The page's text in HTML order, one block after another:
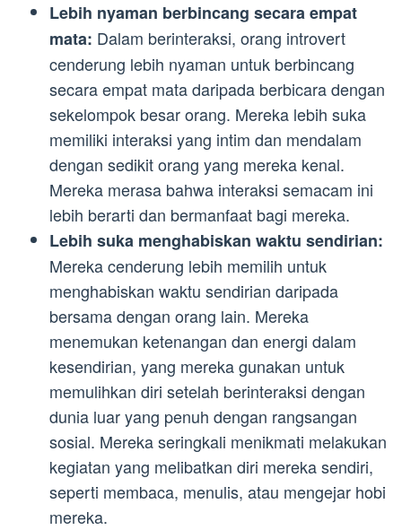
Lebih nyaman berbincang secara empat
mata: Dalam berinteraksi, orang introvert
cenderung lebih nyaman untuk berbincang
secara empat mata daripada berbicara dengan
sekelompok besar orang. Mereka lebih suka
memiliki interaksi yang intim dan mendalam
dengan sedikit orang yang mereka kenal.
Mereka merasa bahwa interaksi semacam ini
lebih berarti dan bermanfaat bagi mereka.
Lebih suka menghabiskan waktu sendirian:
Mereka cenderung lebih memilih untuk
menghabiskan waktu sendirian daripada
bersama dengan orang lain. Mereka
menemukan ketenangan dan energi dalam
kesendirian, yang mereka gunakan untuk
memulihkan diri setelah berinteraksi dengan
dunia luar yang penuh dengan rangsangan
sosial. Mereka seringkali menikmati melakukan
kegiatan yang melibatkan diri mereka sendiri,
seperti membaca, menulis, atau mengejar hobi
mereka.